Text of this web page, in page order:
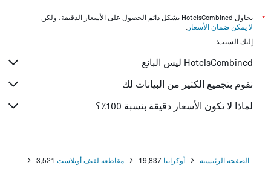
*
يحاول HotelsCombined بشكل دائم الحصول على الأسعار الدقيقة، ولكن
لا يمكن ضمان الأسعار .
إليك السبب:
HotelsCombined ليس البائع
نقوم بتجميع الكثير من البيانات لك
لماذا لا تكون الأسعار دقيقة بنسبة 100٪؟
الصفحة الرئيسية أوكرانيا 19,837 مقاطعة لفيف أوبلاست 3,521